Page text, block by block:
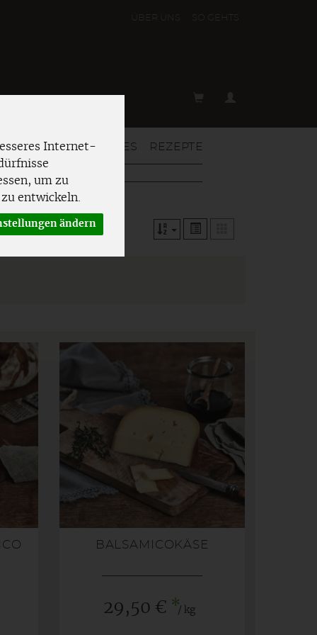
Internet-
um zu
entwickeln.
ändern
& MEHR AKTUELLES REZEPTE
BALSAMICOKÄSE
29,50 € */ kg